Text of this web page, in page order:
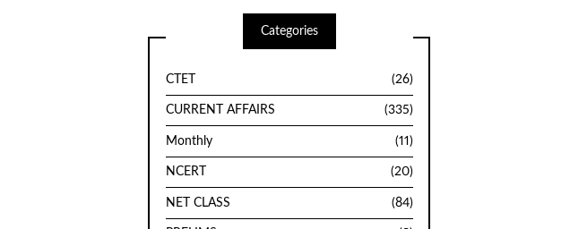
Categories
CTET (26)
CURRENT AFFAIRS (335)
Monthly (11)
NCERT (20)
NET CLASS (84)